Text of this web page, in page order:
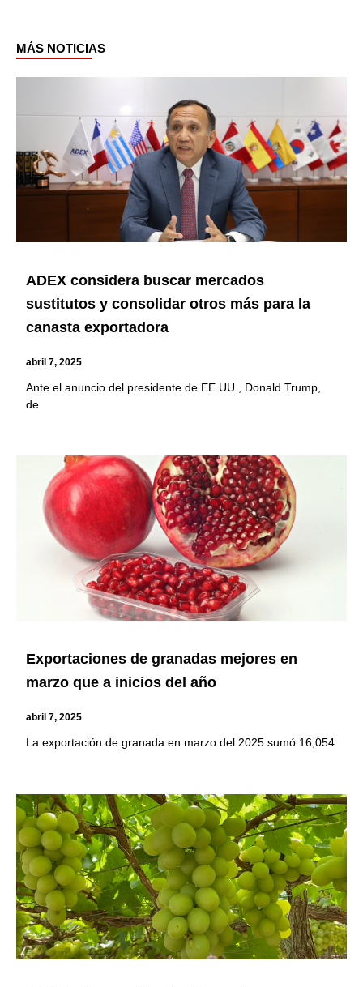
MÁS NOTICIAS
ADEX considera buscar mercados
sustitutos y consolidar otros más para la
canasta exportadora
abril 7, 2025
Ante el anuncio del presidente de EE.UU., Donald Trump,
de
Exportaciones de granadas mejores en
marzo que a inicios del año
abril 7, 2025
La exportación de granada en marzo del 2025 sumó 16,054